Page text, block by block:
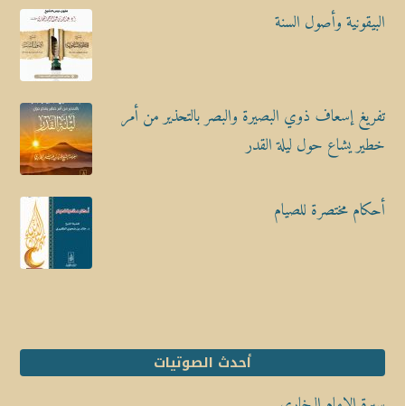
البيقونية وأصول السنة
تفريغ إسعاف ذوي البصيرة والبصر بالتحذير من أمر
خطير يشاع حول ليلة القدر
أحكام مختصرة للصيام
أحدث الصوتيات